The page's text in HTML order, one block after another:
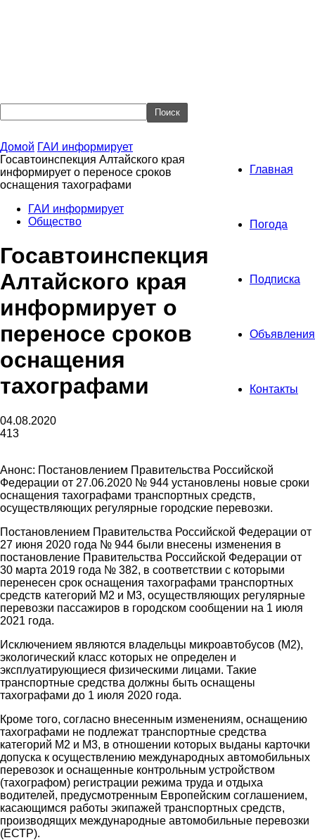
Главная
Погода
Подписка
Объявления
Контакты
Домой ГАИ информирует
Госавтоинспекция Алтайского края
информирует о переносе сроков
оснащения тахографами
ГАИ информирует
Общество
Госавтоинспекция
Алтайского края
информирует о
переносе сроков
оснащения
тахографами
04.08.2020
413
Анонс: Постановлением Правительства Российской
Федерации от 27.06.2020 № 944 установлены новые сроки
оснащения тахографами транспортных средств,
осуществляющих регулярные городские перевозки.
Постановлением Правительства Российской Федерации от
27 июня 2020 года № 944 были внесены изменения в
постановление Правительства Российской Федерации от
30 марта 2019 года № 382, в соответствии с которыми
перенесен срок оснащения тахографами транспортных
средств категорий М2 и М3, осуществляющих регулярные
перевозки пассажиров в городском сообщении на 1 июля
2021 года.
Исключением являются владельцы микроавтобусов (М2),
экологический класс которых не определен и
эксплуатирующиеся физическими лицами. Такие
транспортные средства должны быть оснащены
тахографами до 1 июля 2020 года.
Кроме того, согласно внесенным изменениям, оснащению
тахографами не подлежат транспортные средства
категорий М2 и М3, в отношении которых выданы карточки
допуска к осуществлению международных автомобильных
перевозок и оснащенные контрольным устройством
(тахографом) регистрации режима труда и отдыха
водителей, предусмотренным Европейским соглашением,
касающимся работы экипажей транспортных средств,
производящих международные автомобильные перевозки
(ЕСТР).